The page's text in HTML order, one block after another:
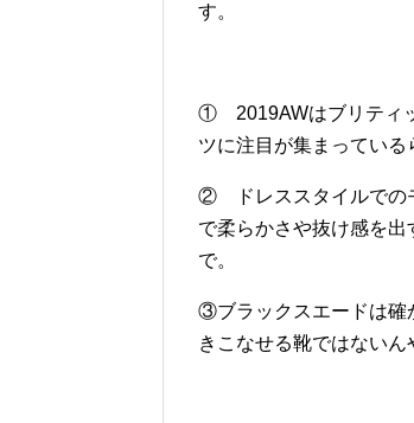
す。
① 2019AWはブリティ
ツに注目が集まっている
② ドレススタイルでの
で柔らかさや抜け感を
で。
③ブラックスエードは確
きこなせる靴ではないん